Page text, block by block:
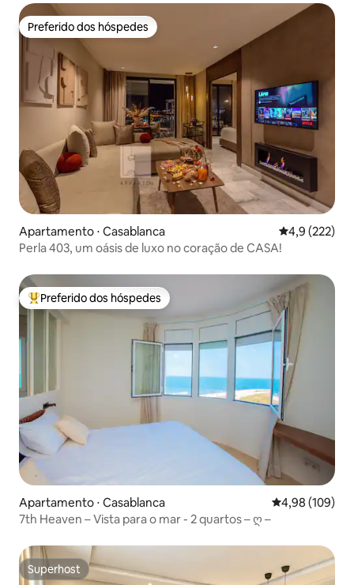
Preferido dos hóspedes
Preferido dos hóspedes
Apartamento ⋅ Casablanca 4,9 de uma
4,9 (222)
Perla 403, um oásis de luxo no coração de CASA!
Entre os melhores preferidos dos hóspedes
Preferido dos hóspedes
Apartamento ⋅ Casablanca 4,98 de uma
4,98 (109)
7th Heaven – Vista para o mar - 2 quartos – ღ –
Superhost
Superhost